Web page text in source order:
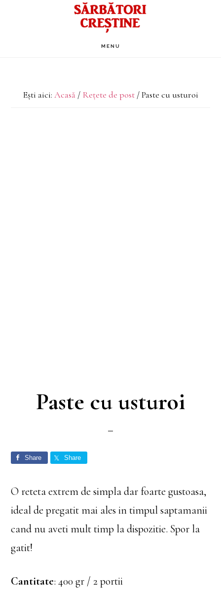
MENU
Ești aici: Acasă / Rețete de post /Paste cu usturoi
Paste cu usturoi
Share Share
O reteta extrem de simpla dar foarte gustoasa,
ideal de pregatit mai ales in timpul saptamanii
cand nu aveti mult timp la dispozitie. Spor la
gatit!
Cantitate: 400 gr / 2 portii